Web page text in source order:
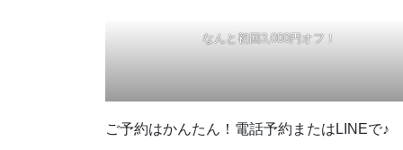
なんと初回3,000円オフ！
ご予約はかんたん！電話予約またはLINEで♪